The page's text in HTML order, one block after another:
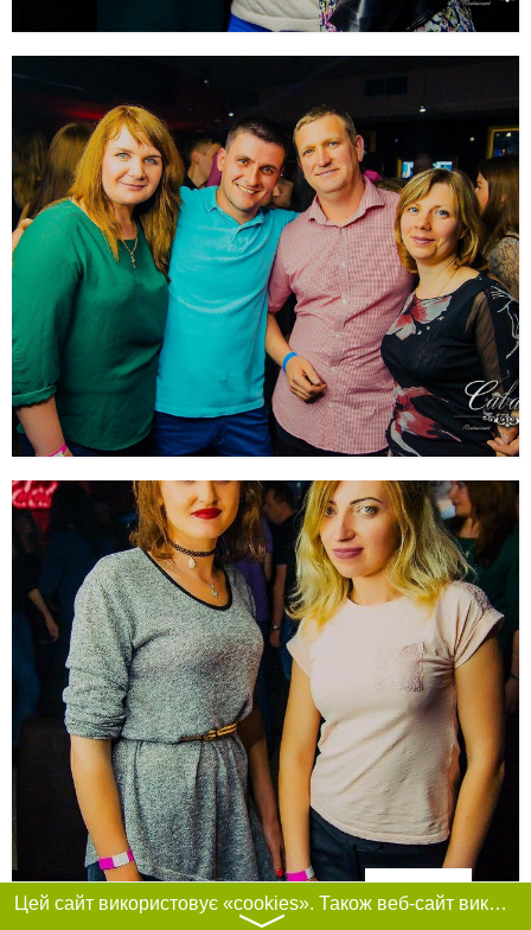
Фільтри
Цей сайт використовує «cookies». Також веб-сайт використовує інтернет-сервіс для збору технічних даних стосовно відвідувачів з метою отримання маркетингової та статистичної інформації. Умови обробки даних відвідувачів сайту див.
〉